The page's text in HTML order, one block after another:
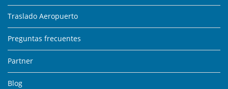
Traslado Aeropuerto
Preguntas frecuentes
Partner
Blog